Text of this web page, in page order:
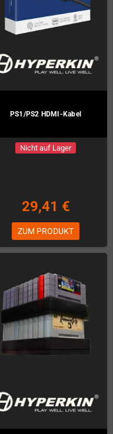
PS1/PS2 HDMI-Kabel
Nicht auf Lager
29,41 €
ZUM PRODUKT